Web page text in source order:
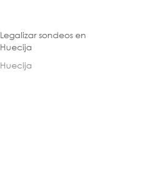
Legalizar sondeos en
Huecija
Huecija